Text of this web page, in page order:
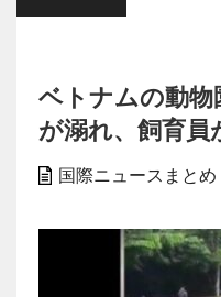
ベトナムの動
が溺れ、飼育員
国際ニュースまとめ